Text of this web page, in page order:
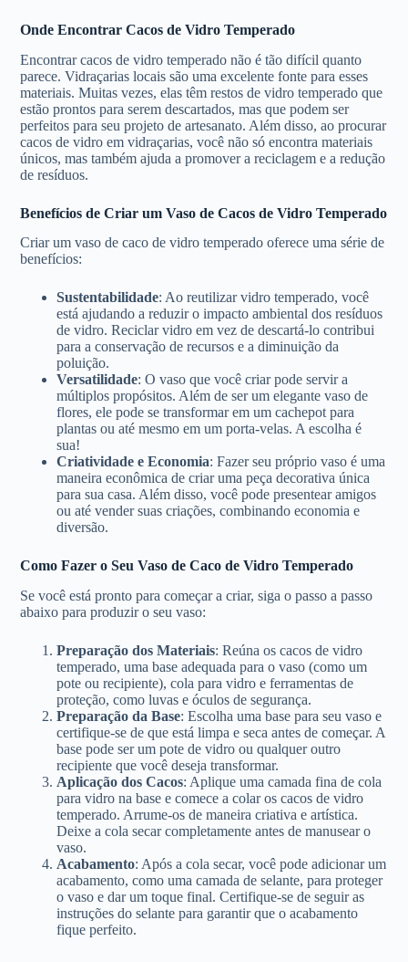
Onde Encontrar Cacos de Vidro Temperado
Encontrar cacos de vidro temperado não é tão difícil quanto
parece. Vidraçarias locais são uma excelente fonte para esses
materiais. Muitas vezes, elas têm restos de vidro temperado que
estão prontos para serem descartados, mas que podem ser
perfeitos para seu projeto de artesanato. Além disso, ao procurar
cacos de vidro em vidraçarias, você não só encontra materiais
únicos, mas também ajuda a promover a reciclagem e a redução
de resíduos.
Benefícios de Criar um Vaso de Cacos de Vidro Temperado
Criar um vaso de caco de vidro temperado oferece uma série de
benefícios:
Sustentabilidade: Ao reutilizar vidro temperado, você
está ajudando a reduzir o impacto ambiental dos resíduos
de vidro. Reciclar vidro em vez de descartá-lo contribui
para a conservação de recursos e a diminuição da
poluição.
Versatilidade: O vaso que você criar pode servir a
múltiplos propósitos. Além de ser um elegante vaso de
flores, ele pode se transformar em um cachepot para
plantas ou até mesmo em um porta-velas. A escolha é
sua!
Criatividade e Economia: Fazer seu próprio vaso é uma
maneira econômica de criar uma peça decorativa única
para sua casa. Além disso, você pode presentear amigos
ou até vender suas criações, combinando economia e
diversão.
Como Fazer o Seu Vaso de Caco de Vidro Temperado
Se você está pronto para começar a criar, siga o passo a passo
abaixo para produzir o seu vaso:
Preparação dos Materiais: Reúna os cacos de vidro
temperado, uma base adequada para o vaso (como um
pote ou recipiente), cola para vidro e ferramentas de
proteção, como luvas e óculos de segurança.
Preparação da Base: Escolha uma base para seu vaso e
certifique-se de que está limpa e seca antes de começar. A
base pode ser um pote de vidro ou qualquer outro
recipiente que você deseja transformar.
Aplicação dos Cacos: Aplique uma camada fina de cola
para vidro na base e comece a colar os cacos de vidro
temperado. Arrume-os de maneira criativa e artística.
Deixe a cola secar completamente antes de manusear o
vaso.
Acabamento: Após a cola secar, você pode adicionar um
acabamento, como uma camada de selante, para proteger
o vaso e dar um toque final. Certifique-se de seguir as
instruções do selante para garantir que o acabamento
fique perfeito.